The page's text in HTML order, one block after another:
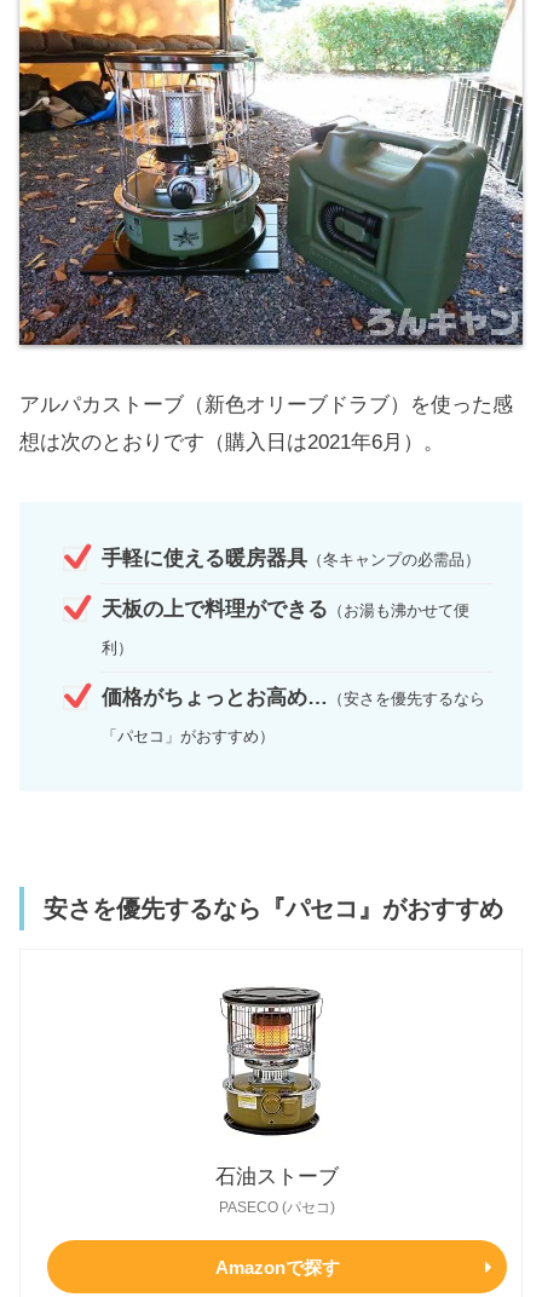
アルパカストーブ（新色オリーブドラブ）を使った感
想は次のとおりです（購入日は2021年6月）。
手軽に使える暖房器具 （冬キャンプの必需品）
天板の上で料理ができる （お湯も沸かせて便
利）
価格がちょっとお高め… （安さを優先するなら
「パセコ」がおすすめ）
安さを優先するなら『パセコ』がおすすめ
石油ストーブ
PASECO (パセコ)
Amazonで探す